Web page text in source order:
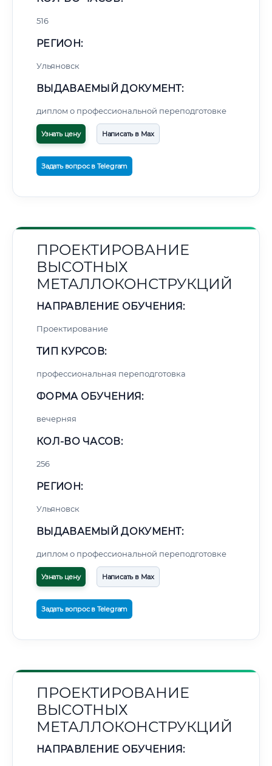
516
РЕГИОН:
Ульяновск
ВЫДАВАЕМЫЙ ДОКУМЕНТ:
диплом о профессиональной переподготовке
Узнать цену Написать в Max
Задать вопрос в Telegram
ПРОЕКТИРОВАНИЕ
ВЫСОТНЫХ
МЕТАЛЛОКОНСТРУКЦИЙ
НАПРАВЛЕНИЕ ОБУЧЕНИЯ:
Проектирование
ТИП КУРСОВ:
профессиональная переподготовка
ФОРМА ОБУЧЕНИЯ:
вечерняя
КОЛ-ВО ЧАСОВ:
256
РЕГИОН:
Ульяновск
ВЫДАВАЕМЫЙ ДОКУМЕНТ:
диплом о профессиональной переподготовке
Узнать цену Написать в Max
Задать вопрос в Telegram
ПРОЕКТИРОВАНИЕ
ВЫСОТНЫХ
МЕТАЛЛОКОНСТРУКЦИЙ
НАПРАВЛЕНИЕ ОБУЧЕНИЯ: